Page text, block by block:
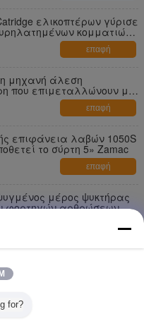
ελικοπτέρων γύρισε
κομματιών
επαφή
μηχανή άλεση
που επιμεταλλώνουν με
σκονών επαφή
επιφάνεια λαβών 1050S
το σύρτη 5» Zamac
επαφή
μέρος ψυκτήρας
φορτηγών αρθρώσεων
ανοξείδωτο
ψυγείων μήκους
for?